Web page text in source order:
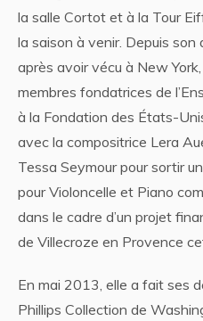
la salle Cortot et à la Tour
la saison à venir. Depuis
après avoir vécu à New
membres fondatrices de
à la Fondation des États-
avec la compositrice Lera
Tessa Seymour pour sortir
pour Violoncelle et Piano
dans le cadre d’un projet
de Villecroze en Provence
En mai 2013, elle a fait ses
Phillips Collection de